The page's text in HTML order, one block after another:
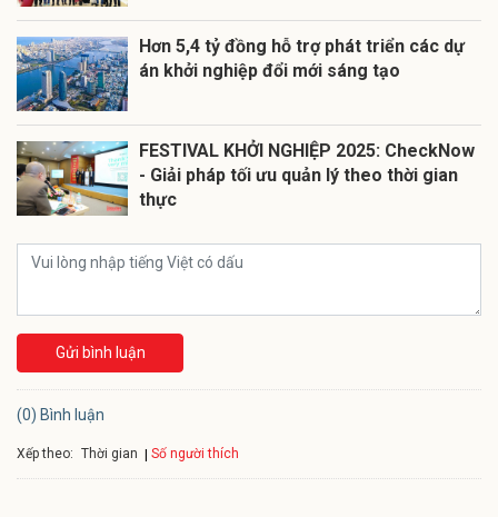
Hơn 5,4 tỷ đồng hỗ trợ phát triển các dự
án khởi nghiệp đổi mới sáng tạo
FESTIVAL KHỞI NGHIỆP 2025: CheckNow
- Giải pháp tối ưu quản lý theo thời gian
thực
Gửi bình luận
(0) Bình luận
Xếp theo: Thời gian Số người thích